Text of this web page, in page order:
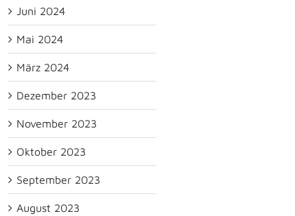
Juni 2024
Mai 2024
März 2024
Dezember 2023
November 2023
Oktober 2023
September 2023
August 2023